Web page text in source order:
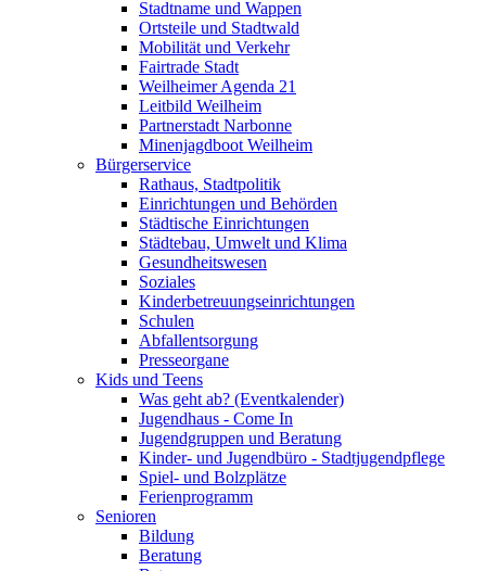
Stadtname und Wappen
Ortsteile und Stadtwald
Mobilität und Verkehr
Fairtrade Stadt
Weilheimer Agenda 21
Leitbild Weilheim
Partnerstadt Narbonne
Minenjagdboot Weilheim
Bürgerservice
Rathaus, Stadtpolitik
Einrichtungen und Behörden
Städtische Einrichtungen
Städtebau, Umwelt und Klima
Gesundheitswesen
Soziales
Kinderbetreuungseinrichtungen
Schulen
Abfallentsorgung
Presseorgane
Kids und Teens
Was geht ab? (Eventkalender)
Jugendhaus - Come In
Jugendgruppen und Beratung
Kinder- und Jugendbüro - Stadtjugendpflege
Spiel- und Bolzplätze
Ferienprogramm
Senioren
Bildung
Beratung